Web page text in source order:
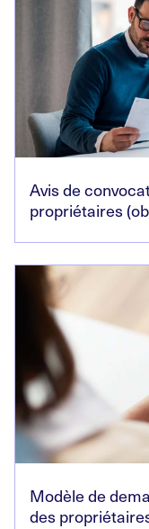
Avis de
propriétaires
Modèle de
des